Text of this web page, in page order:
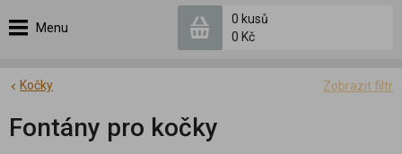
Menu
0 kusů
0 Kč
Zobrazit filtr
Kočky
Fontány pro kočky